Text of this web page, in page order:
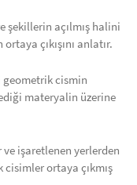
şekillerin açılmış halini
çıkışını anlatır.
geometrik cismin
materyalin üzerine
işaretlenen yerlerden
cisimler ortaya çıkmış